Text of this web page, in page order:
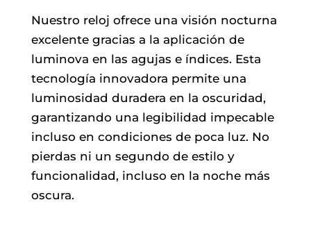
Nuestro reloj ofrece una visión nocturna
excelente gracias a la aplicación de
luminova en las agujas e índices. Esta
tecnología innovadora permite una
luminosidad duradera en la oscuridad,
garantizando una legibilidad impecable
incluso en condiciones de poca luz. No
pierdas ni un segundo de estilo y
funcionalidad, incluso en la noche más
oscura.